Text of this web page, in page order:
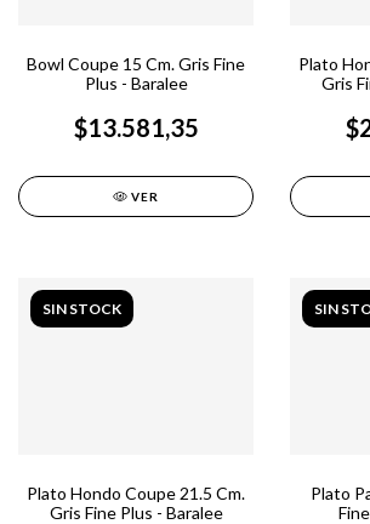
Bowl Coupe 15 Cm. Gris Fine
Plus - Baralee
$13.581,35
VER
Plato
Gris
SIN STOCK
Plato Hondo Coupe 21.5 Cm.
Gris Fine Plus - Baralee
SIN
Plato